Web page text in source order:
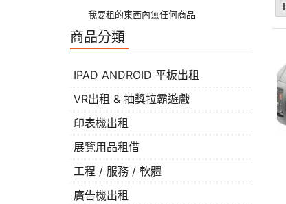
我要租的東西內無任何商品
商品分類
IPAD ANDROID 平板出租
VR出租 & 抽獎拉霸遊戲
印表機出租
展覽用品租借
工程 / 服務 / 軟體
廣告機出租